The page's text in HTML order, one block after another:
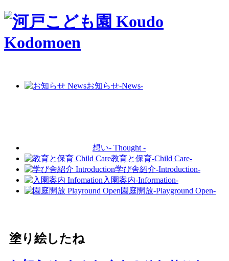
お知らせ-News-
想い- Thought -
教育と保育-Child Care-
学び舎紹介-Introduction-
入園案内-Information-
園庭開放-Playground Open-
塗り絵したね